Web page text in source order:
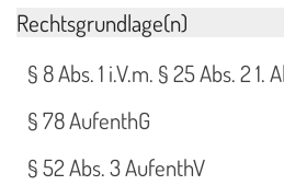
Rechtsgrundlage(n)
§ 8 Abs. 1 i.V.m. § 25 Abs. 2
§ 78 AufenthG
§ 52 Abs. 3 AufenthV